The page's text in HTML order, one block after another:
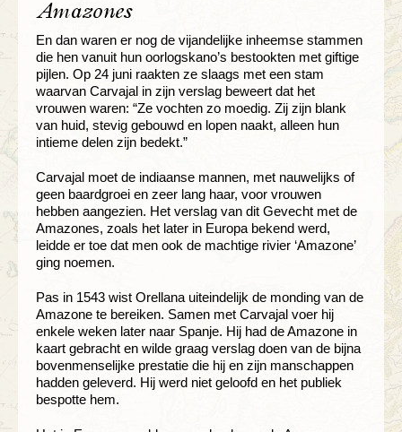
Amazones
En dan waren er nog de vijandelijke inheemse stammen
die hen vanuit hun oorlogskano’s bestookten met giftige
pijlen. Op 24 juni raakten ze slaags met een stam
waarvan Carvajal in zijn verslag beweert dat het
vrouwen waren: “Ze vochten zo moedig. Zij zijn blank
van huid, stevig gebouwd en lopen naakt, alleen hun
intieme delen zijn bedekt.”
Carvajal moet de indiaanse mannen, met nauwelijks of
geen baardgroei en zeer lang haar, voor vrouwen
hebben aangezien. Het verslag van dit Gevecht met de
Amazones, zoals het later in Europa bekend werd,
leidde er toe dat men ook de machtige rivier ‘Amazone’
ging noemen.
Pas in 1543 wist Orellana uiteindelijk de monding van de
Amazone te bereiken. Samen met Carvajal voer hij
enkele weken later naar Spanje. Hij had de Amazone in
kaart gebracht en wilde graag verslag doen van de bijna
bovenmenselijke prestatie die hij en zijn manschappen
hadden geleverd. Hij werd niet geloofd en het publiek
bespotte hem.